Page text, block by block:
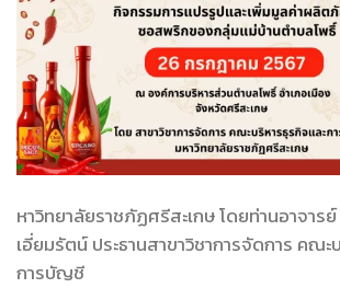
หาวิทยาลัยราชภัฏศรีสะเกษ โดยท่านอาจาร
เอี่ยมรัตน์ ประธานสาขาวิชาการจัดการ คณะ
การบัญชี